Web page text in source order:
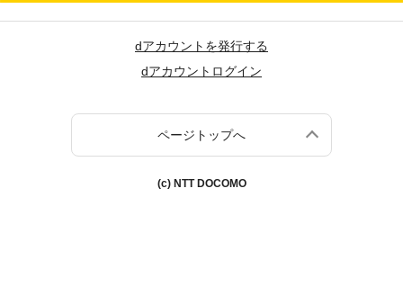
dアカウントを発行する
dアカウントログイン
ページトップへ
(c) NTT DOCOMO